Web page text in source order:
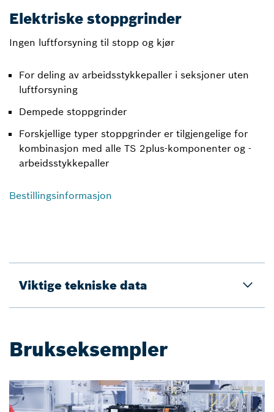
Elektriske stoppgrinder
Ingen luftforsyning til stopp og kjør
For deling av arbeidsstykkepaller i seksjoner uten
luftforsyning
Dempede stoppgrinder
Forskjellige typer stoppgrinder er tilgjengelige for
kombinasjon med alle TS 2plus-komponenter og -
arbeidsstykkepaller
Bestillingsinformasjon
Viktige tekniske data
Brukseksempler